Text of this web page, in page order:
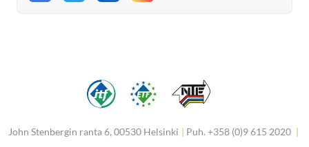
John Stenbergin ranta 6, 00530 Helsinki | Puh. +358 (0)9 615 2020 |